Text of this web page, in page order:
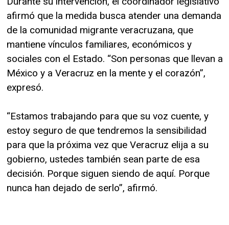
afirmó que la medida busca atender una demanda
de la comunidad migrante veracruzana, que
mantiene vínculos familiares, económicos y
sociales con el Estado. “Son personas que llevan a
México y a Veracruz en la mente y el corazón”,
expresó.
“Estamos trabajando para que su voz cuente, y
estoy seguro de que tendremos la sensibilidad
para que la próxima vez que Veracruz elija a su
gobierno, ustedes también sean parte de esa
decisión. Porque siguen siendo de aquí. Porque
nunca han dejado de serlo”, afirmó.